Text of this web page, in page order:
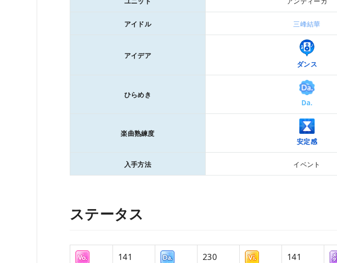
アイドル 三峰結華
アイデア
ダンス
ひらめき
Da.
楽曲熟練度
安定感
入手方法 イベント
ステータス
141 230 141